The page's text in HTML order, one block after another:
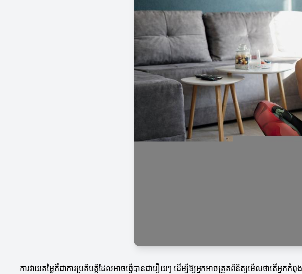
ការវាយតម្លៃគឺជាការប្រតិបត្តិដែលអាចធ្វើបានជារឿយៗ ដើម្បីឱ្យអ្នកអាចត្រួតពិនិត្យមើលថាតើអ្ន